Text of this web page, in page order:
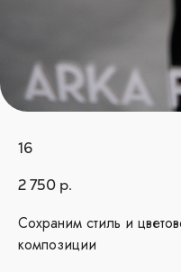
16
2 750 р.
Сохраним стиль и
композиции